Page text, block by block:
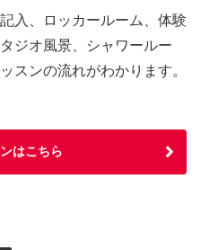
入、ロッカールーム、体験
ジオ風景、シャワールー
スンの流れがわかります。
はこちら